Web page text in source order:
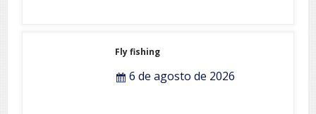
Fly fishing
6 de agosto de 2026